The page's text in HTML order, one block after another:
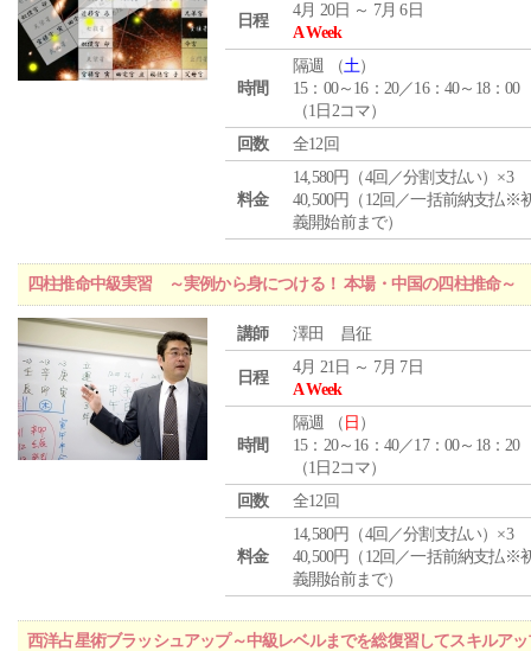
日程
4月 20日 ～ 7月 6日
A Week
時間
隔週 （土）
15：00～16：20／16：40～18：00
（1日2コマ）
回数
全12回
料金
14,580円（4回／分割支払い）×3
40,500円（12回／一括前納支払※
義開始前まで）
四柱推命中級実習 ～実例から身につける！ 本場・中国の四柱推命～
講師 澤田 昌征
日程
4月 21日 ～ 7月 7日
A Week
時間
隔週 （ 日 ）
15：20～16：40／17：00～18：20
（1日2コマ）
回数
全12回
料金
14,580円（4回／分割支払い）×3
40,500円（12回／一括前納支払※
義開始前まで）
西洋占星術ブラッシュアップ～中級レベルまでを総復習してスキルア